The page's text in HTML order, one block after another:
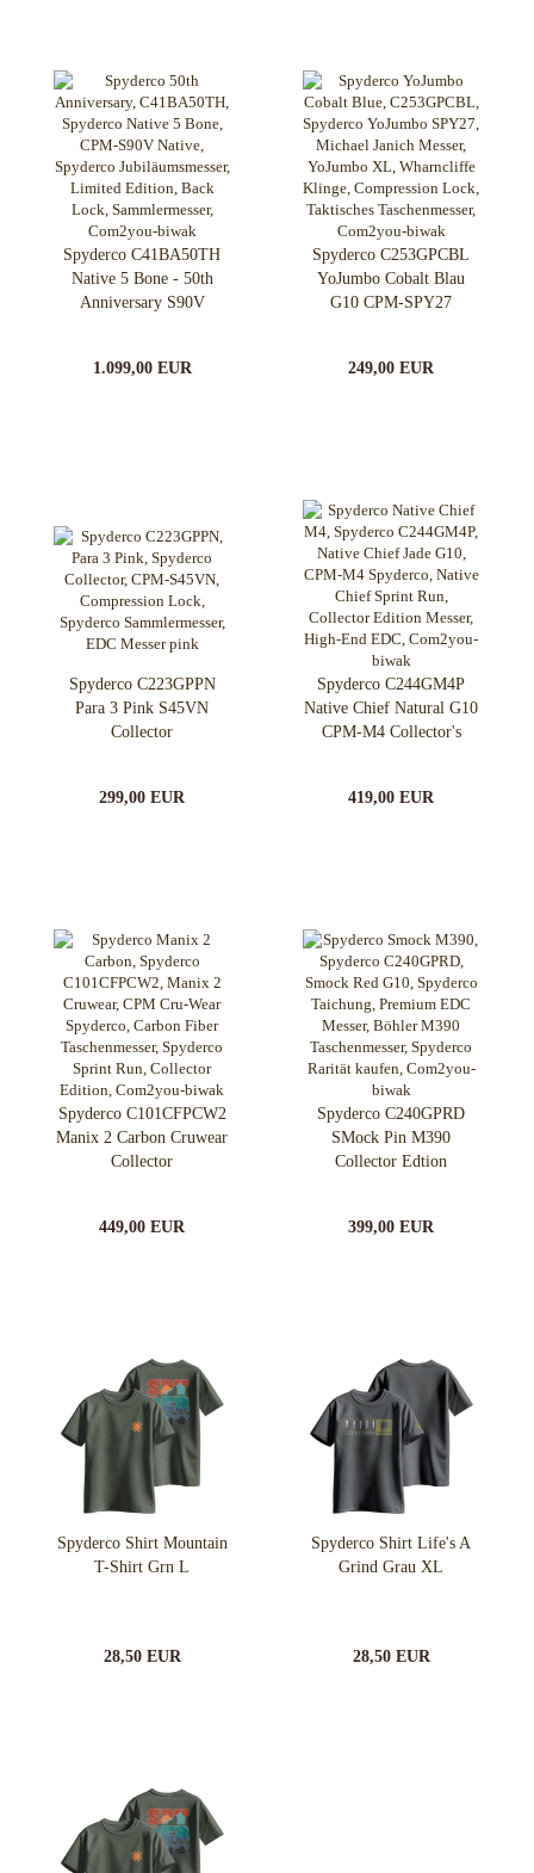
Spyderco C41BA50TH
Native 5 Bone - 50th
Anniversary S90V
1.099,00 EUR
Spyderco C253GPCBL
YoJumbo Cobalt Blau
G10 CPM-SPY27
249,00 EUR
Spyderco C223GPPN
Para 3 Pink S45VN
Collector
299,00 EUR
Spyderco C244GM4P
Native Chief Natural G10
CPM-M4 Collector's
419,00 EUR
Spyderco C101CFPCW2
Manix 2 Carbon Cruwear
Collector
449,00 EUR
Spyderco C240GPRD
SMock Pin M390
Collector Edtion
399,00 EUR
Spyderco Shirt Mountain
T-Shirt Grn L
28,50 EUR
Spyderco Shirt Life's A
Grind Grau XL
28,50 EUR